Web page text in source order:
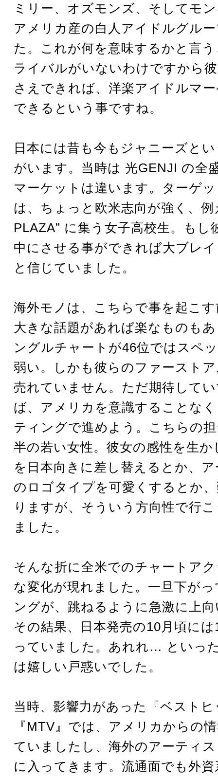
ミリー、オズモンズ、そしてモ
アメリカ産の白人アイドルグル
た。これが何を意味するかと言
ライバルがいないわけですから
さえできれば、洋楽アイドルマ
できるという事ですね。
日本には昔も今もジャニーズと
がいます。当時は 光GENJI の全
マーケットは違います。ターゲ
は、ちょっと欧米志向が強く、例
PLAZA” に集う女子高校生。もし
中にさせる事ができれば大ブレ
と信じていました。
海外モノは、こちらで事を起こ
大きな話題があれば楽なものも
ングルチャートが46位ではスペ
弱い。しかも彼らのファースト
売れていません。ただ期待して
ば、アメリカを意識することな
ティングで進めよう。こちらの
半の若い女性。彼女の感性を生
を日本向きに差し替えるとか、
のロゴタイプを可愛くするとか
りますが、そういう方向性で行
ました。
そんな折に全米でのチャートア
な変化が現れました。一旦下が
ングが、跳ねるように急激に上
その結果、日本発売の10月頃に
っていました。あれれ… といっ
は嬉しい戸惑いでした。
当時、影響力があった『ベスト
『MTV』では、アメリカからの
ていましたし、海外のアーティ
に入ってきます。流通面でも外